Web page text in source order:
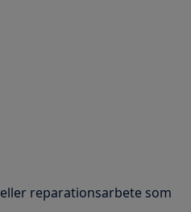
reparationsarbete som